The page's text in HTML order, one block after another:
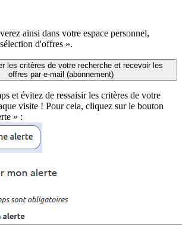
ainsi dans votre espace personnel,
d'offres ».
les critères de votre recherche et recevoir les
offres par e-mail (abonnement)
et évitez de ressaisir les critères de votre
visite ! Pour cela, cliquez sur le bouton
» :